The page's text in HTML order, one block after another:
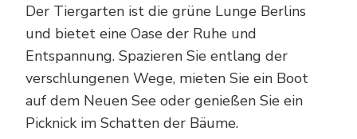
Der Tiergarten ist die grüne Lunge Berlins
und bietet eine Oase der Ruhe und
Entspannung. Spazieren Sie entlang der
verschlungenen Wege, mieten Sie ein Boot
auf dem Neuen See oder genießen Sie ein
Picknick im Schatten der Bäume.